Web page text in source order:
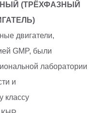
(ТРЁХФАЗНЫЙ
двигатели,
GMP, были
лаборатории
и
классу